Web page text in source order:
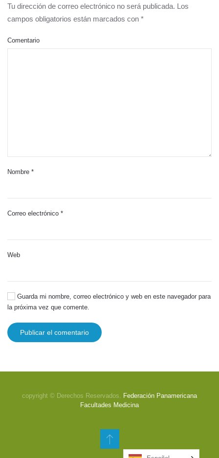
Tu dirección de correo electrónico no será publicada. Los
campos obligatorios están marcados con *
Comentario
Nombre *
Correo electrónico *
Web
Guarda mi nombre, correo electrónico y web en este navegador para
la próxima vez que comente.
Publicar el comentario
copyright © Derechos Reservados. Federación Panamericana
Facultades Medicina